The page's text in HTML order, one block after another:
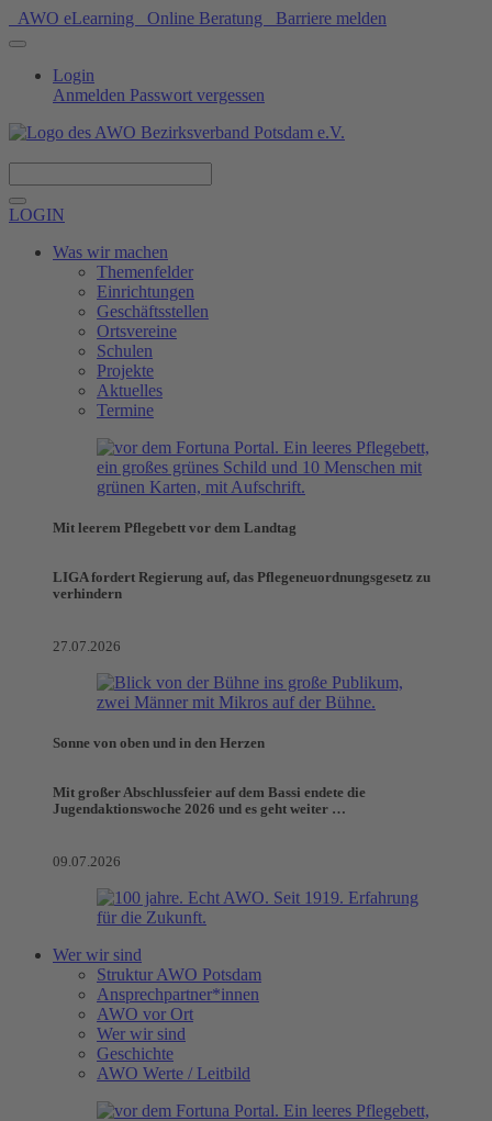
AWO eLearning Online Beratung Barriere melden
Login
Anmelden Passwort vergessen
LOGIN
Was wir machen
Themenfelder
Einrichtungen
Geschäftsstellen
Ortsvereine
Schulen
Projekte
Aktuelles
Termine
Mit leerem Pflegebett vor dem Landtag
LIGA fordert Regierung auf, das Pflegeneuordnungsgesetz zu
verhindern
27.07.2026
Sonne von oben und in den Herzen
Mit großer Abschlussfeier auf dem Bassi endete die
Jugendaktionswoche 2026 und es geht weiter …
09.07.2026
Wer wir sind
Struktur AWO Potsdam
Ansprechpartner*innen
AWO vor Ort
Wer wir sind
Geschichte
AWO Werte / Leitbild